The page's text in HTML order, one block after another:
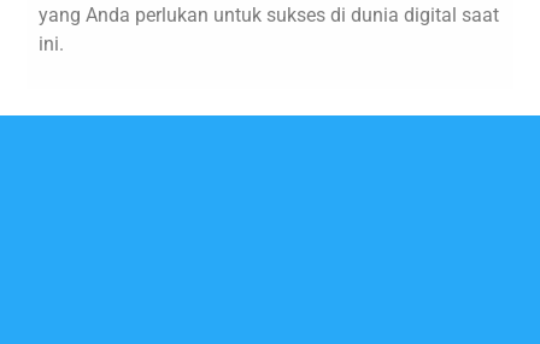
yang Anda perlukan untuk sukses di dunia digital saat
ini.